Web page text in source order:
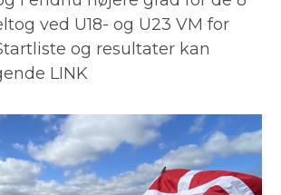
ved U18- og U23 VM for
og resultater kan
LINK